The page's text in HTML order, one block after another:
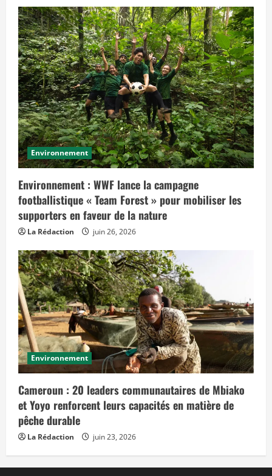
e
t
e
m
p
s
»
Environnement
Environnement : WWF lance la campagne
footballistique « Team Forest » pour mobiliser les
supporters en faveur de la nature
La Rédaction juin 26, 2026
Environnement
Cameroun : 20 leaders communautaires de Mbiako
et Yoyo renforcent leurs capacités en matière de
pêche durable
La Rédaction juin 23, 2026